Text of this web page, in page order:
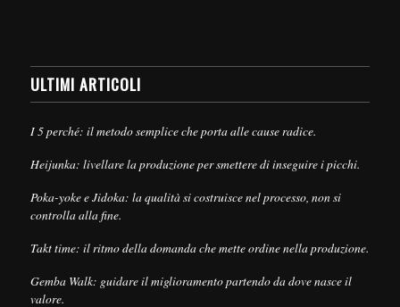
ULTIMI ARTICOLI
I 5 perché: il metodo semplice che porta alle cause radice.
Heijunka: livellare la produzione per smettere di inseguire i picchi.
Poka-yoke e Jidoka: la qualità si costruisce nel processo, non si
controlla alla fine.
Takt time: il ritmo della domanda che mette ordine nella produzione.
Gemba Walk: guidare il miglioramento partendo da dove nasce il
valore.